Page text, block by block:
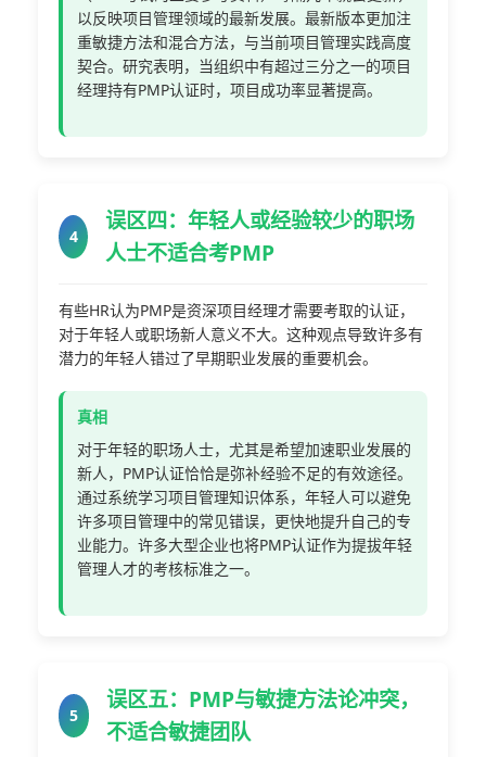
以反映项目管理领域的最新发展。最新版本更加注
重敏捷方法和混合方法，与当前项目管理实践高度
契合。研究表明，当组织中有超过三分之一的项目
经理持有PMP认证时，项目成功率显著提高。
4
误区四：年轻人或经验较少的职场
人士不适合考PMP
有些HR认为PMP是资深项目经理才需要考取的认证，
对于年轻人或职场新人意义不大。这种观点导致许多有
潜力的年轻人错过了早期职业发展的重要机会。
真相
对于年轻的职场人士，尤其是希望加速职业发展的
新人，PMP认证恰恰是弥补经验不足的有效途径。
通过系统学习项目管理知识体系，年轻人可以避免
许多项目管理中的常见错误，更快地提升自己的专
业能力。许多大型企业也将PMP认证作为提拔年轻
管理人才的考核标准之一。
5
误区五：PMP与敏捷方法论冲突，
不适合敏捷团队